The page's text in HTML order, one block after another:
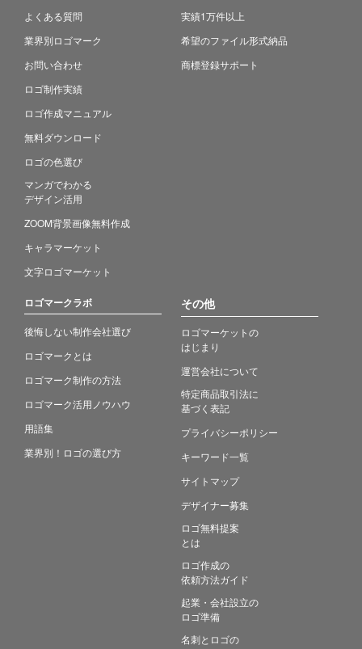
よくある質問
業界別ロゴマーク
お問い合わせ
ロゴ制作実績
ロゴ作成マニュアル
無料ダウンロード
ロゴの色選び
マンガでわかる
デザイン活用
ZOOM背景画像無料作成
キャラマーケット
文字ロゴマーケット
実績1万件以上
希望のファイル形式納品
商標登録サポート
ロゴマークラボ
後悔しない制作会社選び
ロゴマークとは
ロゴマーク制作の方法
ロゴマーク活用ノウハウ
用語集
業界別！ロゴの選び方
その他
ロゴマーケットの
はじまり
運営会社について
特定商品取引法に
基づく表記
プライバシーポリシー
キーワード一覧
サイトマップ
デザイナー募集
ロゴ無料提案
とは
ロゴ作成の
依頼方法ガイド
起業・会社設立の
ロゴ準備
名刺とロゴの